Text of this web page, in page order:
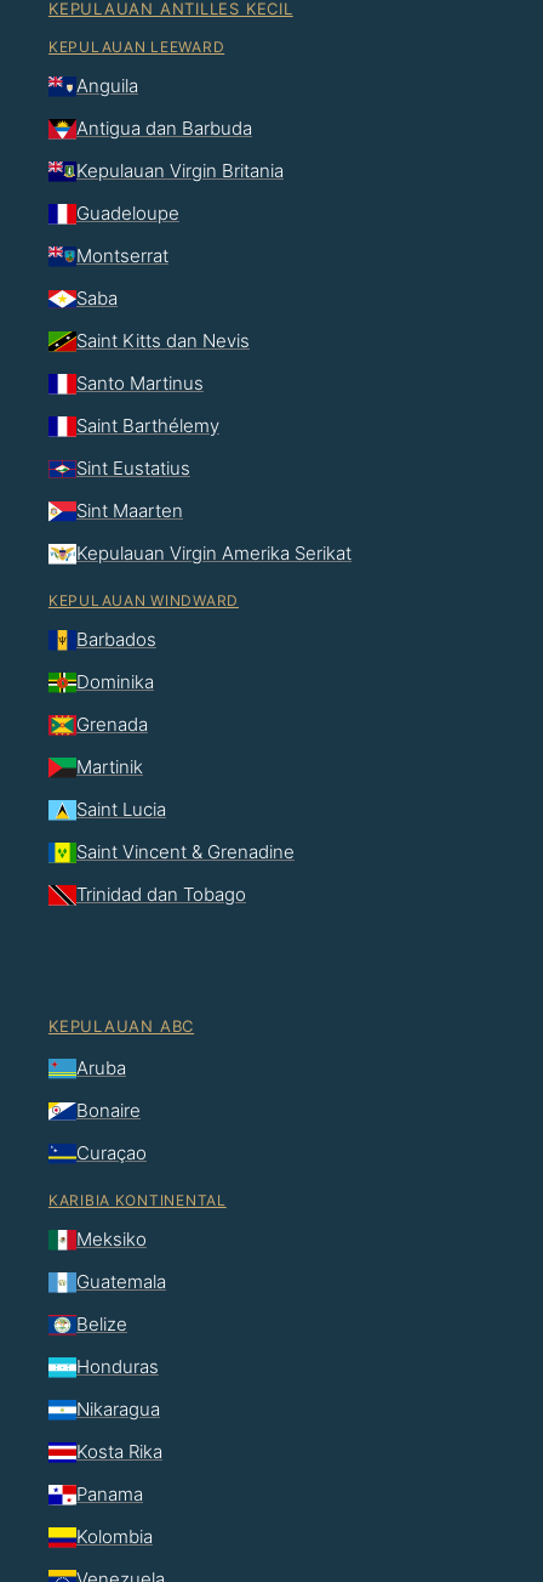
KEPULAUAN ANTILLES KECIL
KEPULAUAN LEEWARD
Anguila
Antigua dan Barbuda
Kepulauan Virgin Britania
Guadeloupe
Montserrat
Saba
Saint Kitts dan Nevis
Santo Martinus
Saint Barthélemy
Sint Eustatius
Sint Maarten
Kepulauan Virgin Amerika Serikat
KEPULAUAN WINDWARD
Barbados
Dominika
Grenada
Martinik
Saint Lucia
Saint Vincent & Grenadine
Trinidad dan Tobago
KEPULAUAN ABC
Aruba
Bonaire
Curaçao
KARIBIA KONTINENTAL
Meksiko
Guatemala
Belize
Honduras
Nikaragua
Kosta Rika
Panama
Kolombia